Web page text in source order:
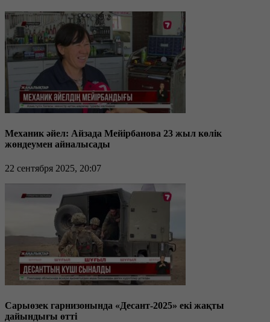
Механик әйел: Айзада Мейірбанова 23 жыл көлік
жөндеумен айналысады
22 сентября 2025, 20:07
Сарыөзек гарнизонында «Десант-2025» екі жақты
дайындығы өтті